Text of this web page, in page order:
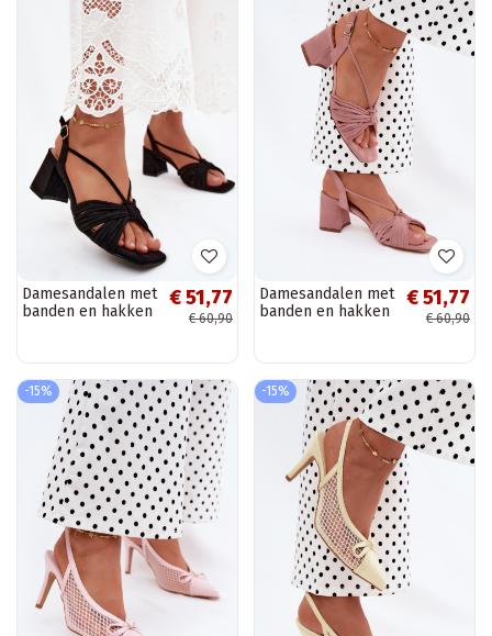
Damesandalen met
banden en hakken
€ 51,77
€ 60,90
Damesandalen met
banden en hakken
€ 51,77
€ 60,90
-15% -15%